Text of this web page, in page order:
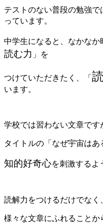
テストのない普段の勉強で
っています。
中学生になると、なかなか
読む力 」を
つけていただきたく、「
います。
学校では習わない文章です
タイトルの「なぜ宇宙はあ
知的好奇心を刺激するよ
読解力をつけるだけでなく
様々な文章にふれること